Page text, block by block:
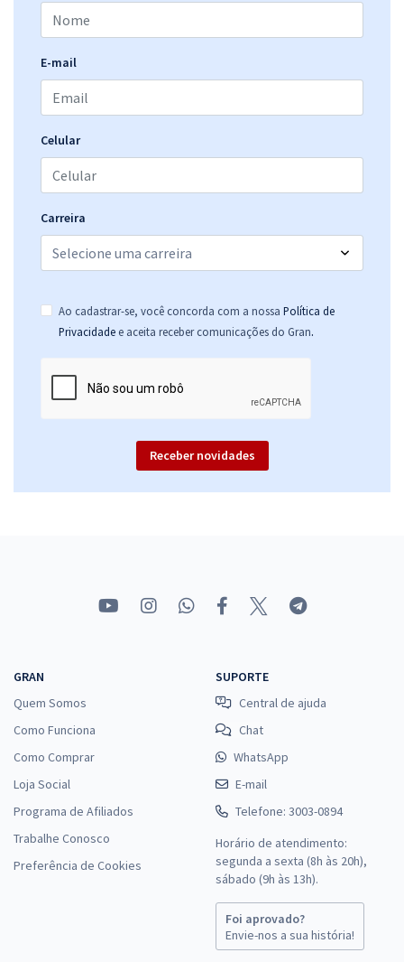
E-mail
Celular
Carreira
Ao cadastrar-se, você concorda com a nossa Política de
Privacidade e aceita receber comunicações do Gran.
Receber novidades
GRAN
Quem Somos
Como Funciona
Como Comprar
Loja Social
Programa de Afiliados
Trabalhe Conosco
Preferência de Cookies
SUPORTE
Central de ajuda
Chat
WhatsApp
E-mail
Telefone: 3003-0894
Horário de atendimento:
segunda a sexta (8h às 20h),
sábado (9h às 13h).
Foi aprovado?
Envie-nos a sua história!